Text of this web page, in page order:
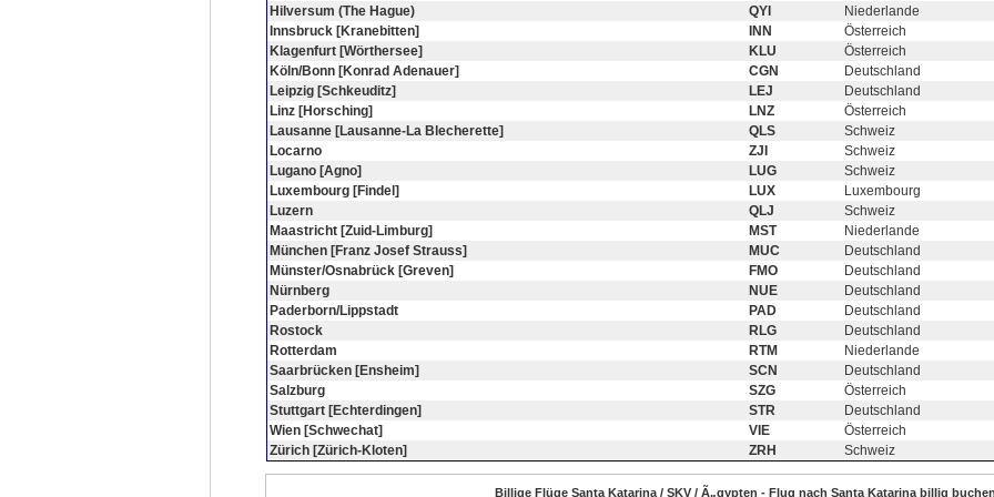
Hilversum (The Hague) QYI
Niederlande
Innsbruck [Kranebitten]
INN
Österreich
Klagenfurt [Wörthersee]
KLU
Österreich
Köln/Bonn [Konrad Adenauer]
CGN
Deutschland
Leipzig [Schkeuditz]
LEJ
Deutschland
Linz [Horsching]
LNZ
Österreich
Lausanne [Lausanne-La Blecherette]
QLS
Schweiz
Locarno
ZJI
Schweiz
Lugano [Agno]
LUG
Schweiz
Luxembourg [Findel]
LUX
Luxembourg
Luzern
QLJ
Schweiz
Maastricht [Zuid-Limburg]
MST
Niederlande
München [Franz Josef Strauss]
MUC
Deutschland
Münster/Osnabrück [Greven]
FMO
Deutschland
Nürnberg
NUE
Deutschland
Paderborn/Lippstadt
PAD
Deutschland
Rostock
RLG
Deutschland
Rotterdam
RTM
Niederlande
Saarbrücken [Ensheim]
SCN
Deutschland
Salzburg
SZG
Österreich
Stuttgart [Echterdingen]
STR
Deutschland
Wien [Schwechat]
VIE
Österreich
Zürich [Zürich-Kloten]
ZRH Schweiz
Billige Flüge Santa Katarina / SKV / Ã„gypten - Flug nach Santa Katarina billig